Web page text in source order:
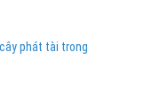
phát tài trong